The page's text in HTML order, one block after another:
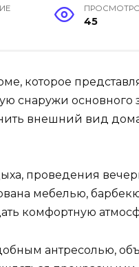
45
которое
снаружи основного
внешний вид
проведения
мебелью,
комфортную
антресолью,